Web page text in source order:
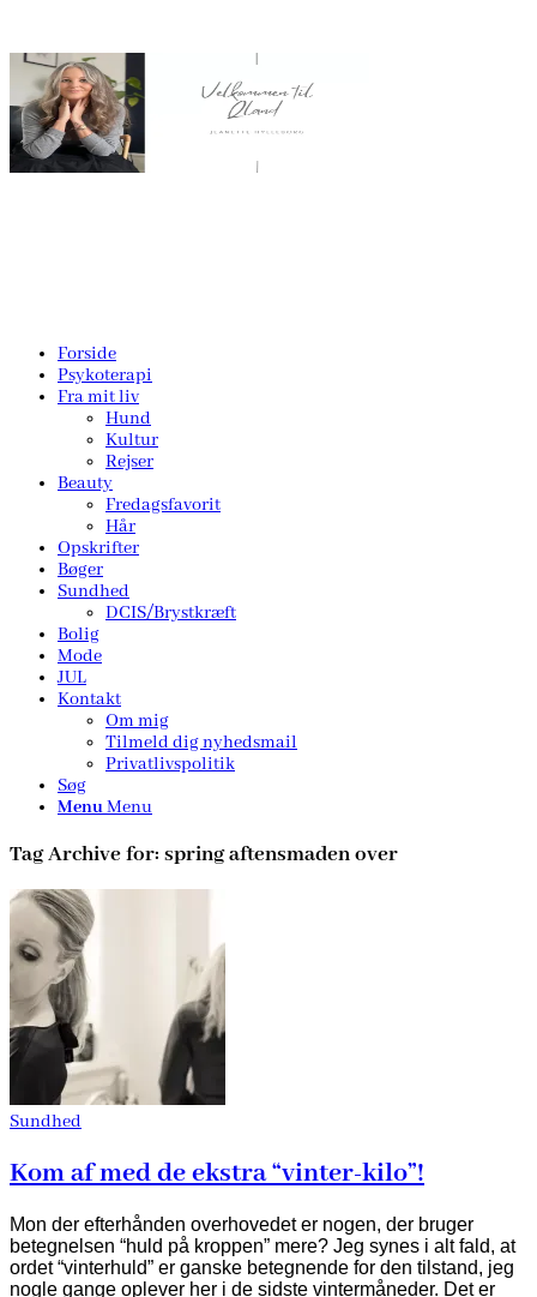
Forside
Psykoterapi
Fra mit liv
Hund
Kultur
Rejser
Beauty
Fredagsfavorit
Hår
Opskrifter
Bøger
Sundhed
DCIS/Brystkræft
Bolig
Mode
JUL
Kontakt
Om mig
Tilmeld dig nyhedsmail
Privatlivspolitik
Søg
MenuMenu
Tag Archive for: spring aftensmaden over
Sundhed
Kom af med de ekstra “vinter-kilo”!
Mon der efterhånden overhovedet er nogen, der bruger
betegnelsen “huld på kroppen” mere? Jeg synes i alt fald, at
ordet “vinterhuld” er ganske betegnende for den tilstand, jeg
nogle gange oplever her i de sidste vintermåneder. Det er